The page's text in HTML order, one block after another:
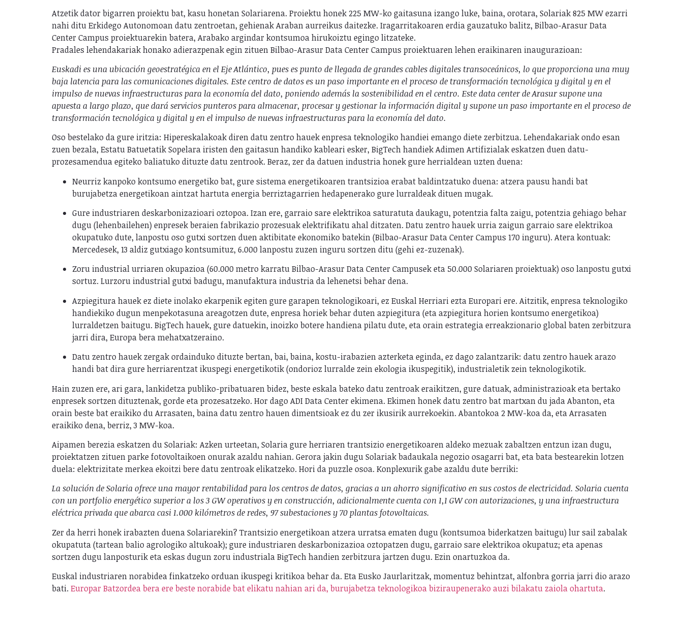
Atzetik dator bigarren proiektu bat, kasu honetan Solariarena. Proiektu honek 225 MW-ko gaitasuna izango luke, baina, orotara, Solariak 825 MW ezarri
nahi ditu Erkidego Autonomoan datu zentroetan, gehienak Araban aurreikus daitezke. Iragarritakoaren erdia gauzatuko balitz, Bilbao-Arasur Data
Center Campus proiektuarekin batera, Arabako argindar kontsumoa hirukoiztu egingo litzateke.
Pradales lehendakariak honako adierazpenak egin zituen Bilbao-Arasur Data Center Campus proiektuaren lehen eraikinaren inaugurazioan:
Euskadi es una ubicación geoestratégica en el Eje Atlántico, pues es punto de llegada de grandes cables digitales transoceánicos, lo que proporciona una muy
baja latencia para las comunicaciones digitales. Este centro de datos es un paso importante en el proceso de transformación tecnológica y digital y en el
impulso de nuevas infraestructuras para la economía del dato, poniendo además la sostenibilidad en el centro. Este data center de Arasur supone una
apuesta a largo plazo, que dará servicios punteros para almacenar, procesar y gestionar la información digital y supone un paso importante en el proceso de
transformación tecnológica y digital y en el impulso de nuevas infraestructuras para la economía del dato.
Oso bestelako da gure iritzia: Hipereskalakoak diren datu zentro hauek enpresa teknologiko handiei emango diete zerbitzua. Lehendakariak ondo esan
zuen bezala, Estatu Batuetatik Sopelara iristen den gaitasun handiko kableari esker, BigTech handiek Adimen Artifizialak eskatzen duen datu-
prozesamendua egiteko baliatuko dituzte datu zentrook. Beraz, zer da datuen industria honek gure herrialdean uzten duena:
Neurriz kanpoko kontsumo energetiko bat, gure sistema energetikoaren trantsizioa erabat baldintzatuko duena: atzera pausu handi bat
burujabetza energetikoan aintzat hartuta energia berriztagarrien hedapenerako gure lurraldeak dituen mugak.
Gure industriaren deskarbonizazioari oztopoa. Izan ere, garraio sare elektrikoa saturatuta daukagu, potentzia falta zaigu, potentzia gehiago behar
dugu (lehenbailehen) enpresek beraien fabrikazio prozesuak elektrifikatu ahal ditzaten. Datu zentro hauek urria zaigun garraio sare elektrikoa
okupatuko dute, lanpostu oso gutxi sortzen duen aktibitate ekonomiko batekin (Bilbao-Arasur Data Center Campus 170 inguru). Atera kontuak:
Mercedesek, 13 aldiz gutxiago kontsumituz, 6.000 lanpostu zuzen inguru sortzen ditu (gehi ez-zuzenak).
Zoru industrial urriaren okupazioa (60.000 metro karratu Bilbao-Arasur Data Center Campusek eta 50.000 Solariaren proiektuak) oso lanpostu gutxi
sortuz. Lurzoru industrial gutxi badugu, manufaktura industria da lehenetsi behar dena.
Azpiegitura hauek ez diete inolako ekarpenik egiten gure garapen teknologikoari, ez Euskal Herriari ezta Europari ere. Aitzitik, enpresa teknologiko
handiekiko dugun menpekotasuna areagotzen dute, enpresa horiek behar duten azpiegitura (eta azpiegitura horien kontsumo energetikoa)
lurraldetzen baitugu. BigTech hauek, gure datuekin, inoizko botere handiena pilatu dute, eta orain estrategia erreakzionario global baten zerbitzura
jarri dira, Europa bera mehatxatzeraino.
Datu zentro hauek zergak ordainduko dituzte bertan, bai, baina, kostu-irabazien azterketa eginda, ez dago zalantzarik: datu zentro hauek arazo
handi bat dira gure herriarentzat ikuspegi energetikotik (ondorioz lurralde zein ekologia ikuspegitik), industrialetik zein teknologikotik.
Hain zuzen ere, ari gara, lankidetza publiko-pribatuaren bidez, beste eskala bateko datu zentroak eraikitzen, gure datuak, administrazioak eta bertako
enpresek sortzen dituztenak, gorde eta prozesatzeko. Hor dago ADI Data Center ekimena. Ekimen honek datu zentro bat martxan du jada Abanton, eta
orain beste bat eraikiko du Arrasaten, baina datu zentro hauen dimentsioak ez du zer ikusirik aurrekoekin. Abantokoa 2 MW-koa da, eta Arrasaten
eraikiko dena, berriz, 3 MW-koa.
Aipamen berezia eskatzen du Solariak: Azken urteetan, Solaria gure herriaren trantsizio energetikoaren aldeko mezuak zabaltzen entzun izan dugu,
proiektatzen zituen parke fotovoltaikoen onurak azaldu nahian. Gerora jakin dugu Solariak badaukala negozio osagarri bat, eta bata bestearekin lotzen
duela: elektrizitate merkea ekoitzi bere datu zentroak elikatzeko. Hori da puzzle osoa. Konplexurik gabe azaldu dute berriki:
La solución de Solaria ofrece una mayor rentabilidad para los centros de datos, gracias a un ahorro significativo en sus costos de electricidad. Solaria cuenta
con un portfolio energético superior a los 3 GW operativos y en construcción, adicionalmente cuenta con 1,1 GW con autorizaciones, y una infraestructura
eléctrica privada que abarca casi 1.000 kilómetros de redes, 97 subestaciones y 70 plantas fotovoltaicas.
Zer da herri honek irabazten duena Solariarekin? Trantsizio energetikoan atzera urratsa ematen dugu (kontsumoa biderkatzen baitugu) lur sail zabalak
okupatuta (tartean balio agrologiko altukoak); gure industriaren deskarbonizazioa oztopatzen dugu, garraio sare elektrikoa okupatuz; eta apenas
sortzen dugu lanposturik eta eskas dugun zoru industriala BigTech handien zerbitzura jartzen dugu. Ezin onartuzkoa da.
Euskal industriaren norabidea finkatzeko orduan ikuspegi kritikoa behar da. Eta Eusko Jaurlaritzak, momentuz behintzat, alfonbra gorria jarri dio arazo
bati. Europar Batzordea bera ere beste norabide bat elikatu nahian ari da, burujabetza teknologikoa biziraupenerako auzi bilakatu zaiola ohartuta.